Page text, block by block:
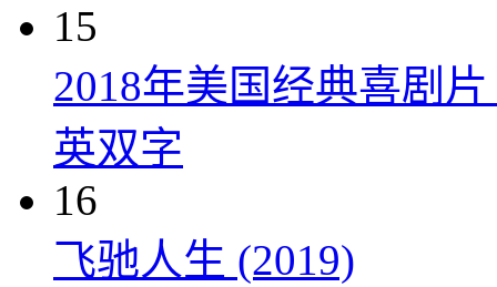
15
2018年美国经典喜剧
英双字
16
飞驰人生 (2019)